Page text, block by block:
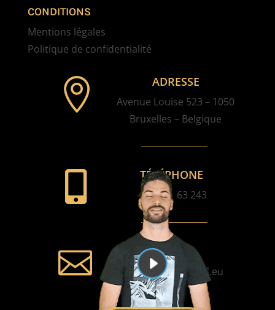
CONDITIONS
Mentions légales
Politique de confidentialité
 ADRESSE
Avenue Louise 523 – 1050
Bruxelles – Belgique
 TÉLÉPHONE
+32 2 61 63 243
 E-MAIL
contact@nuage3d.eu